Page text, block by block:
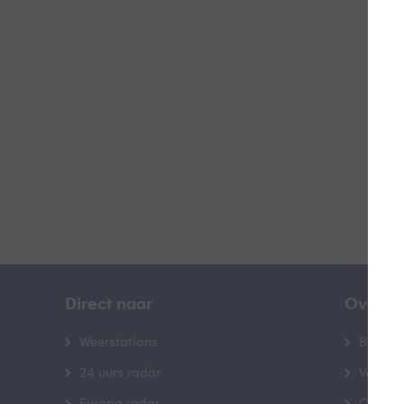
Direct naar
Weerstations
24 uurs radar
Over